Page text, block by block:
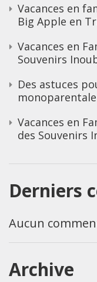
Vacances en
Big Apple en
Vacances en
Souvenirs
Des astuces
Vacances en
des Souvenirs
Derniers
Aucun
Archive